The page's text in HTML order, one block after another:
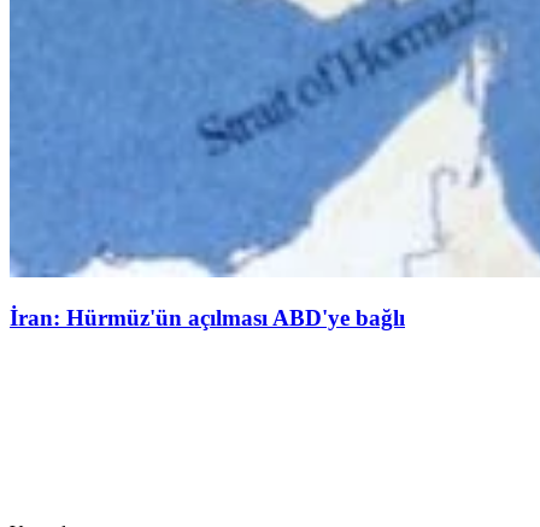
İran: Hürmüz'ün açılması ABD'ye bağlı